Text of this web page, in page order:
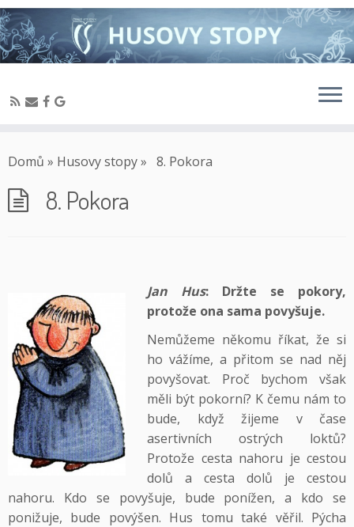
Domů » Husovy stopy» 8. Pokora
8. Pokora
Jan Hus: Držte se pokory,
protože ona sama povyšuje.
Nemůžeme někomu říkat, že si
ho vážíme, a přitom se nad něj
povyšovat. Proč bychom však
měli být pokorní? K čemu nám to
bude, když žijeme v čase
asertivních ostrých loktů?
Protože cesta nahoru je cestou
dolů a cesta dolů je cestou
nahoru. Kdo se povyšuje, bude ponížen, a kdo se
ponižuje, bude povýšen. Hus tomu také věřil. Pýcha